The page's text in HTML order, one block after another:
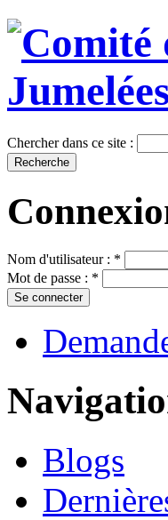
Chercher dans ce site :
Nom d'utilisateur : *
Mot de passe : *
Blogs